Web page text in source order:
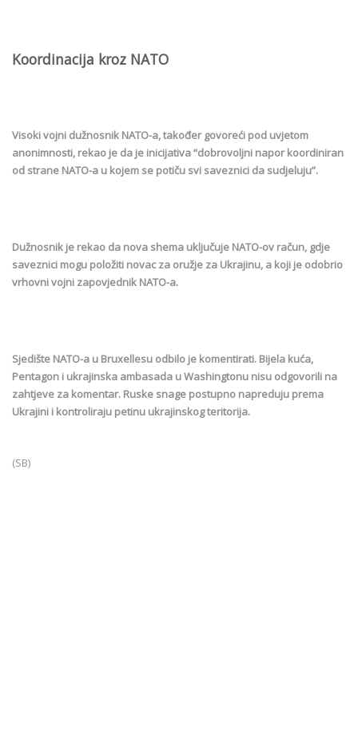
Koordinacija kroz NATO
Visoki vojni dužnosnik NATO-a, također govoreći pod uvjetom
anonimnosti, rekao je da je inicijativa “dobrovoljni napor koordiniran
od strane NATO-a u kojem se potiču svi saveznici da sudjeluju”.
Dužnosnik je rekao da nova shema uključuje NATO-ov račun, gdje
saveznici mogu položiti novac za oružje za Ukrajinu, a koji je odobrio
vrhovni vojni zapovjednik NATO-a.
Sjedište NATO-a u Bruxellesu odbilo je komentirati. Bijela kuća,
Pentagon i ukrajinska ambasada u Washingtonu nisu odgovorili na
zahtjeve za komentar. Ruske snage postupno napreduju prema
Ukrajini i kontroliraju petinu ukrajinskog teritorija.
(SB)